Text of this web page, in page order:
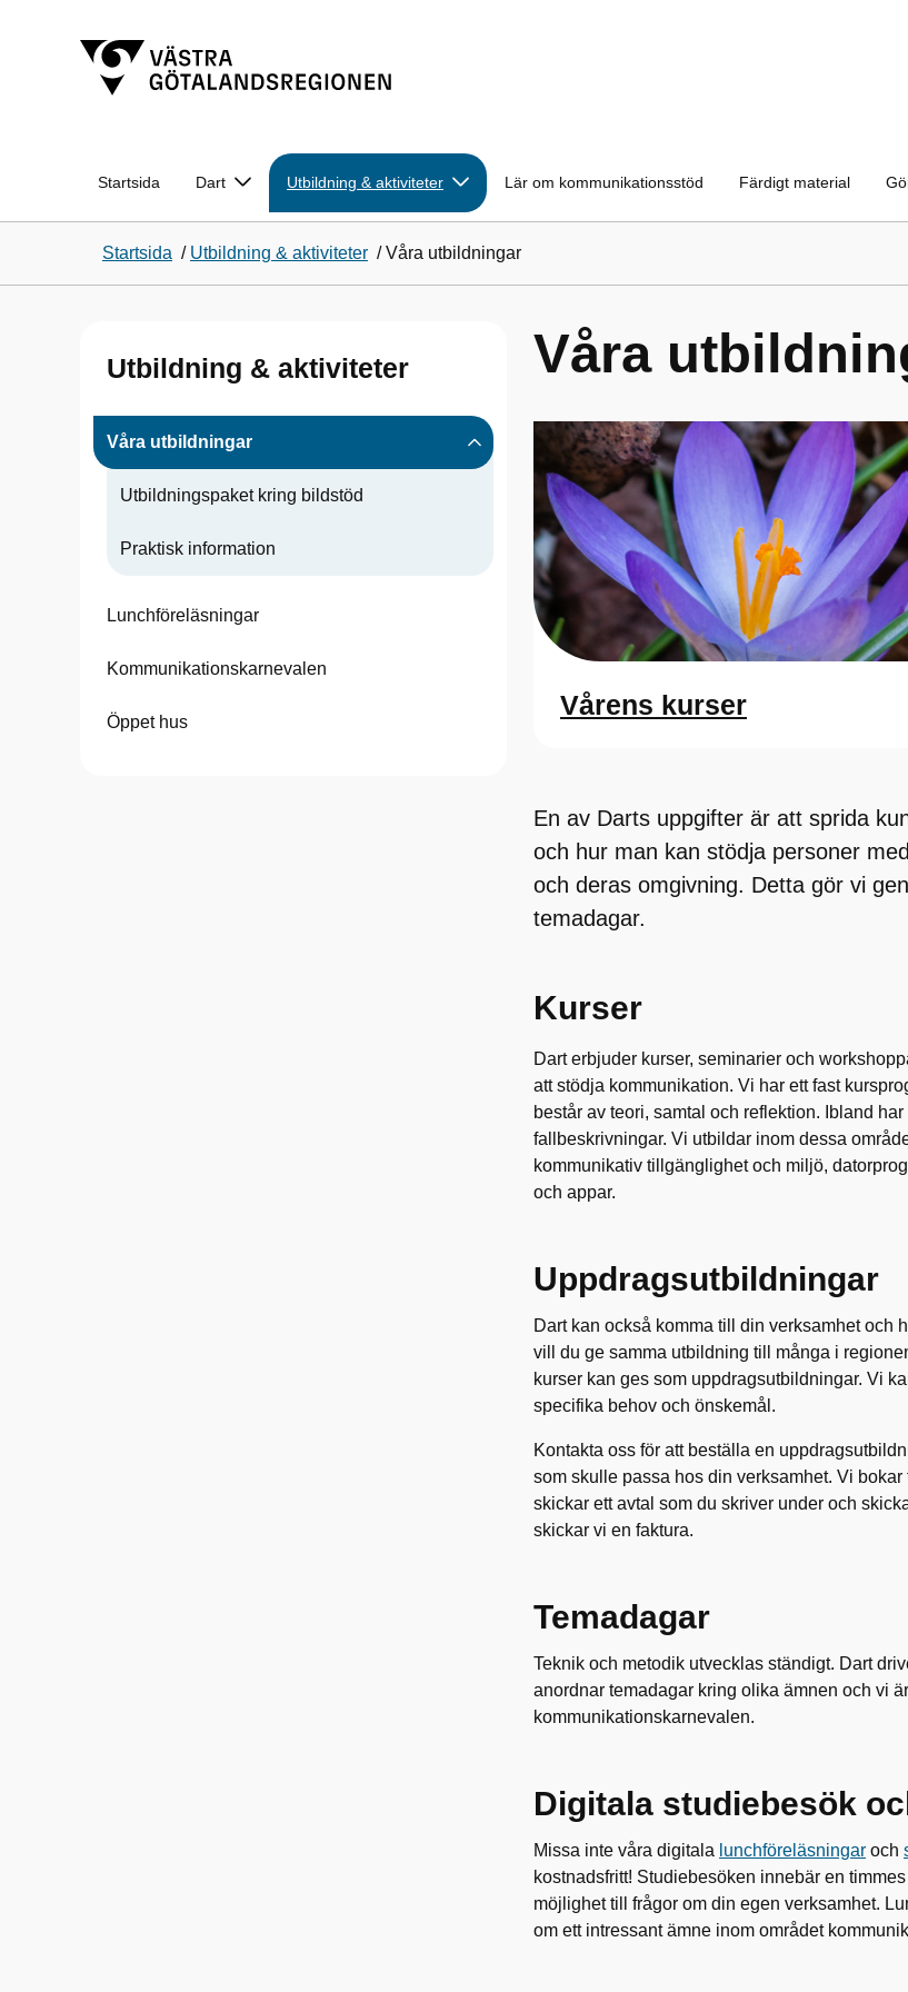
Startsida Dart Utbildning & aktiviteter Lär om kommunikationsstöd Färdigt material
Startsida / Utbildning & aktiviteter /Våra utbildningar
Utbildning & aktiviteter
Våra utbildningar
Utbildningspaket kring bildstöd
Praktisk information
Lunchföreläsningar
Kommunikationskarnevalen
Öppet hus
Våra
Vårens kurser
En av Darts uppgifter är att sprida
och hur man kan stödja personer
och deras omgivning. Detta gör vi
temadagar.
Kurser
Dart erbjuder kurser, seminarier och
att stödja kommunikation. Vi har ett fast
består av teori, samtal och reflektion. Ibland
fallbeskrivningar. Vi utbildar inom dessa
kommunikativ tillgänglighet och miljö,
och appar.
Uppdragsutbildningar
Dart kan också komma till din verksamhet och
vill du ge samma utbildning till många i
kurser kan ges som uppdragsutbildningar. Vi
specifika behov och önskemål.
Kontakta oss för att beställa en
som skulle passa hos din verksamhet. Vi
skickar ett avtal som du skriver under och
skickar vi en faktura.
Temadagar
Teknik och metodik utvecklas ständigt. Dart
anordnar temadagar kring olika ämnen och vi
kommunikationskarnevalen.
Digitala studiebesök
Missa inte våra digitala lunchföreläsningar och
kostnadsfritt! Studiebesöken innebär en
möjlighet till frågor om din egen verksamhet.
om ett intressant ämne inom området